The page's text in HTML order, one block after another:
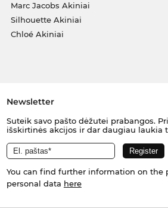
Marc Jacobs Akiniai
Silhouette Akiniai
Chloé Akiniai
Newsletter
Suteik savo pašto dėžutei prabangos.
išskirtinės akcijos ir dar daugiau laukia
You can find further information on the
personal data here